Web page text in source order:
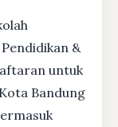
&
untuk
Bandung